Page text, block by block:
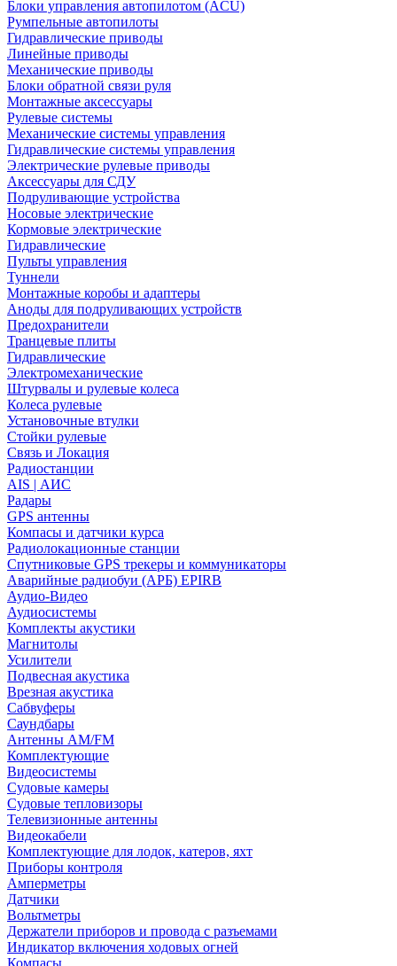
Блоки управления автопилотом (ACU)
Румпельные автопилоты
Гидравлические приводы
Линейные приводы
Механические приводы
Блоки обратной связи руля
Монтажные аксессуары
Рулевые системы
Механические системы управления
Гидравлические системы управления
Электрические рулевые приводы
Аксессуары для СДУ
Подруливающие устройства
Носовые электрические
Кормовые электрические
Гидравлические
Пульты управления
Туннели
Монтажные коробы и адаптеры
Аноды для подруливающих устройств
Предохранители
Транцевые плиты
Гидравлические
Электромеханические
Штурвалы и рулевые колеса
Колеса рулевые
Установочные втулки
Стойки рулевые
Связь и Локация
Радиостанции
AIS | АИС
Радары
GPS антенны
Компасы и датчики курса
Радиолокационные станции
Спутниковые GPS трекеры и коммуникаторы
Аварийные радиобуи (АРБ) EPIRB
Аудио-Видео
Аудиосистемы
Комплекты акустики
Магнитолы
Усилители
Подвесная акустика
Врезная акустика
Сабвуферы
Саундбары
Антенны AM/FM
Комплектующие
Видеосистемы
Судовые камеры
Cудовые тепловизоры
Телевизионные антенны
Видеокабели
Комплектующие для лодок, катеров, яхт
Приборы контроля
Амперметры
Датчики
Вольтметры
Держатели приборов и провода с разъемами
Индикатор включения ходовых огней
Компасы